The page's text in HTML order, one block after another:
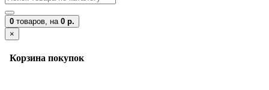
0 товаров, на 0 р.
×
Корзина покупок